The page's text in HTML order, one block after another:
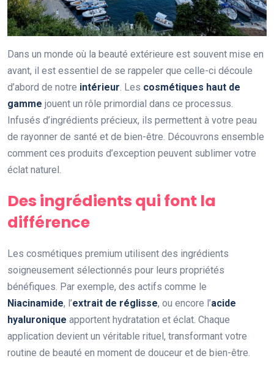
Dans un monde où la beauté extérieure est souvent mise en
avant, il est essentiel de se rappeler que celle-ci découle
d’abord de notre intérieur. Les cosmétiques haut de
gamme jouent un rôle primordial dans ce processus.
Infusés d’ingrédients précieux, ils permettent à votre peau
de rayonner de santé et de bien-être. Découvrons ensemble
comment ces produits d’exception peuvent sublimer votre
éclat naturel.
Des ingrédients qui font la
différence
Les cosmétiques premium utilisent des ingrédients
soigneusement sélectionnés pour leurs propriétés
bénéfiques. Par exemple, des actifs comme le
Niacinamide, l’extrait de réglisse, ou encore l’acide
hyaluronique apportent hydratation et éclat. Chaque
application devient un véritable rituel, transformant votre
routine de beauté en moment de douceur et de bien-être.